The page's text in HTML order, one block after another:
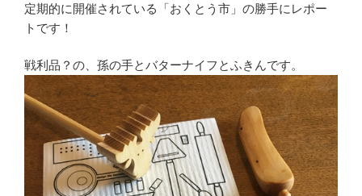
定期的に開催されている「おくとう市」の勝手にレポー
トです！
戦利品？の、孫の手とバターナイフとふきんです。